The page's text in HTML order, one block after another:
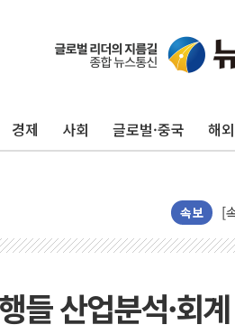
경제 사회 글로벌·중국 해
속보
[
[
산업분석·회